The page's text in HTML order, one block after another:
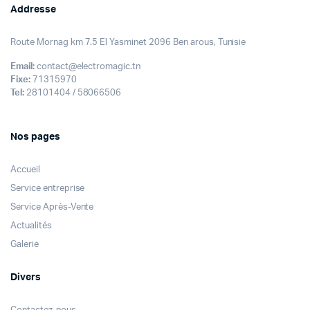
Addresse
Route Mornag km 7.5 El Yasminet 2096 Ben arous, Tunisie
Email:contact@electromagic.tn
Fixe:71315970
Tel:28101404 / 58066506
Nos pages
Accueil
Service entreprise
Service Après-Vente
Actualités
Galerie
Divers